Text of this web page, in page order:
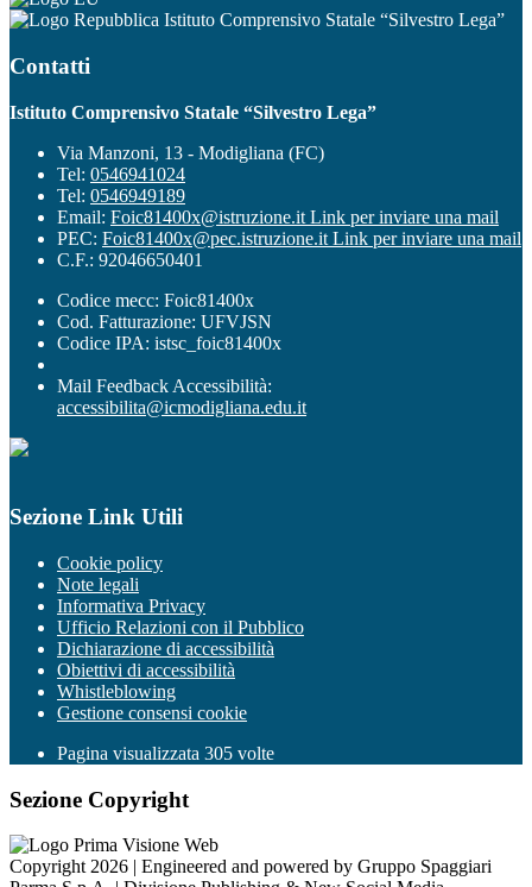
Istituto Comprensivo Statale “Silvestro Lega”
Contatti
Istituto Comprensivo Statale “Silvestro Lega”
Via Manzoni, 13 - Modigliana (FC)
Tel: 0546941024
Tel: 0546949189
Email: Foic81400x@istruzione.it Link per inviare una mail
PEC: Foic81400x@pec.istruzione.it Link per inviare una mail
C.F.: 92046650401
Codice mecc: Foic81400x
Cod. Fatturazione: UFVJSN
Codice IPA: istsc_foic81400x
Mail Feedback Accessibilità:
accessibilita@icmodigliana.edu.it
Sezione Link Utili
Cookie policy
Note legali
Informativa Privacy
Ufficio Relazioni con il Pubblico
Dichiarazione di accessibilità
Obiettivi di accessibilità
Whistleblowing
Gestione consensi cookie
Pagina visualizzata 305 volte
Sezione Copyright
Copyright 2026 | Engineered and powered by Gruppo Spaggiari